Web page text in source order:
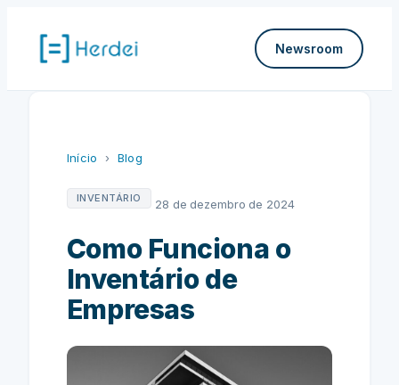
Newsroom
Início › Blog
INVENTÁRIO 28 de dezembro de 2024
Como Funciona o
Inventário de
Empresas